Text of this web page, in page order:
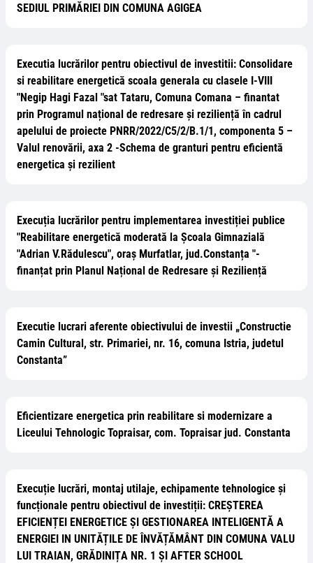
SEDIUL PRIMĂRIEI DIN COMUNA AGIGEA
Executia lucrărilor pentru obiectivul de investitii: Consolidare
si reabilitare energetică scoala generala cu clasele I-VIII
"Negip Hagi Fazal "sat Tataru, Comuna Comana – finantat
prin Programul național de redresare și reziliență în cadrul
apelului de proiecte PNRR/2022/C5/2/B.1/1, componenta 5 –
Valul renovării, axa 2 -Schema de granturi pentru eficientă
energetica și rezilient
Execuția lucrărilor pentru implementarea investiției publice
"Reabilitare energetică moderată la Școala Gimnazială
"Adrian V.Rădulescu", oraș Murfatlar, jud.Constanța "-
finanțat prin Planul Național de Redresare și Reziliență
Executie lucrari aferente obiectivului de investii „Constructie
Camin Cultural, str. Primariei, nr. 16, comuna Istria, judetul
Constanta”
Eficientizare energetica prin reabilitare si modernizare a
Liceului Tehnologic Topraisar, com. Topraisar jud. Constanta
Execuție lucrări, montaj utilaje, echipamente tehnologice și
funcționale pentru obiectivul de investiții: CREȘTEREA
EFICIENȚEI ENERGETICE ȘI GESTIONAREA INTELIGENTĂ A
ENERGIEI IN UNITĂȚILE DE ÎNVĂȚĂMÂNT DIN COMUNA VALU
LUI TRAIAN, GRĂDINIȚA NR. 1 ȘI AFTER SCHOOL